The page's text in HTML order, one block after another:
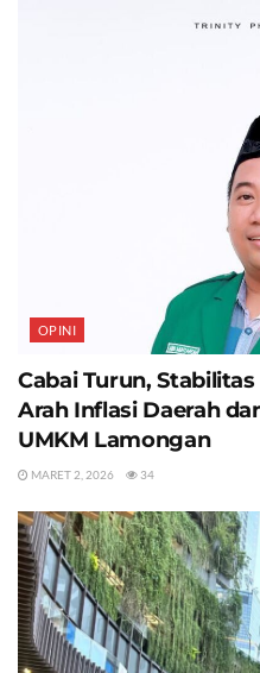
OPINI
Cabai Turun,
Arah Inflasi Daerah
UMKM Lamongan
MARET 2, 2026 34